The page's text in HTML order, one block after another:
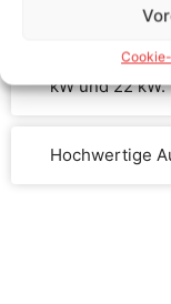
kW und 22 kW.